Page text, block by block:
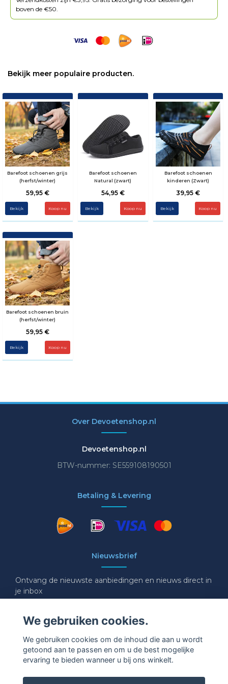
boven de €50.
Bekijk meer populaire producten.
Barefoot schoenen grijs
(herfst/winter)
59,95 €
Bekijk Koop nu
Barefoot schoenen
Natural (zwart)
54,95 €
Bekijk Koop nu
Barefoot schoenen
kinderen (Zwart)
39,95 €
Bekijk Koop nu
Barefoot schoenen bruin
(herfst/winter)
59,95 €
Bekijk Koop nu
Over Devoetenshop.nl
Devoetenshop.nl
BTW-nummer: SE559108190501
Betaling & Levering
Nieuwsbrief
Ontvang de nieuwste aanbiedingen en nieuws direct in
je inbox
E-mail
Ja graag!
We gebruiken cookies.
We gebruiken cookies om de inhoud die aan u wordt
getoond aan te passen en om u de best mogelijke
ervaring te bieden wanneer u bij ons winkelt.